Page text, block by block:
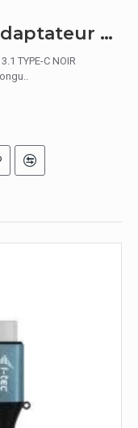
i-tec C31EXTENDCBL adaptateur et connecteur de câbles USB 3.1 Type-C Noir
TYPE-C NOIR